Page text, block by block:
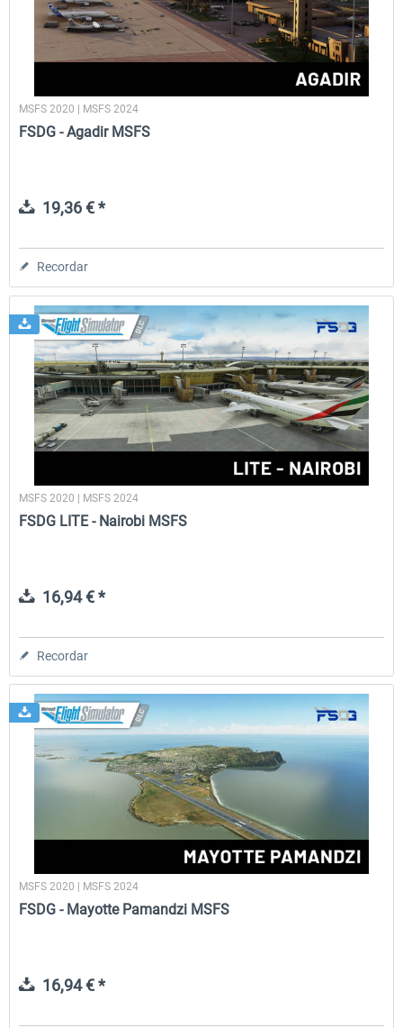
MSFS 2020 | MSFS 2024
FSDG - Agadir MSFS
19,36 € *
Recordar
MSFS 2020 | MSFS 2024
FSDG LITE - Nairobi MSFS
16,94 € *
Recordar
MSFS 2020 | MSFS 2024
FSDG - Mayotte Pamandzi MSFS
16,94 € *